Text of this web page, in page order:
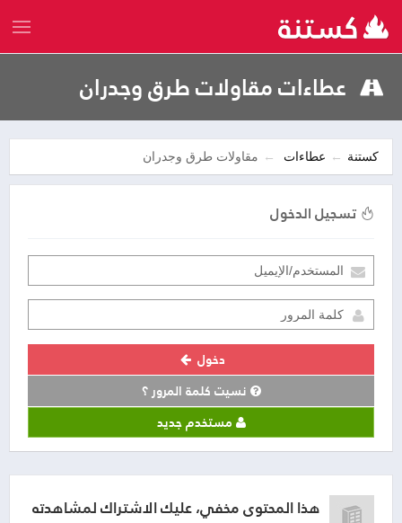
عطاءات مقاولات طرق وجدران
كستنة عطاءات مقاولات طرق وجدران
تسجيل الدخول
دخول
نسيت كلمة المرور ؟
مستخدم جديد
هذا المحتوى مخفي، عليك الاشتراك لمشاهدته